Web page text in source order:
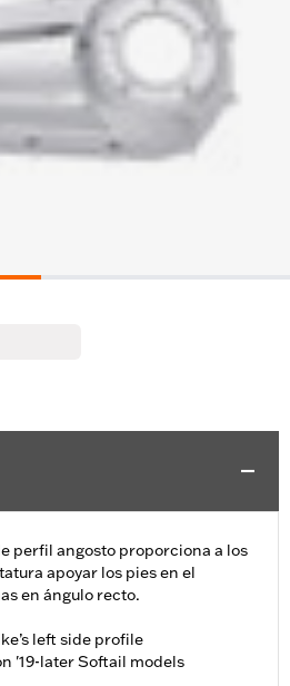
perfil angosto proporciona a los
apoyar los pies en el
en ángulo recto.
left side profile
'19-later Softail models